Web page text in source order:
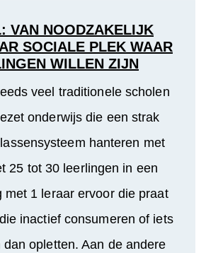
VAN NOODZAKELIJK
SOCIALE PLEK WAAR
WILLEN ZIJN
veel traditionele scholen
onderwijs die een strak
hanteren met
25 tot 30 leerlingen in een
met 1 leraar ervoor die praat
inactief consumeren of iets
opletten. Aan de andere